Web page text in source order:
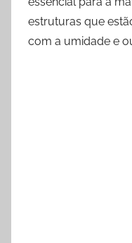
estruturas que
com a umidade e